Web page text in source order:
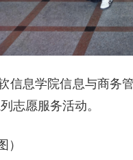
信息学院信息与商务
志愿服务活动。
）